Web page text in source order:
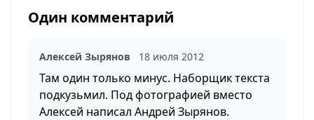
Один комментарий
Алексей Зырянов 18 июля 2012
Там один только минус. Наборщик текста
подкузьмил. Под фотографией вместо
Алексей написал Андрей Зырянов.